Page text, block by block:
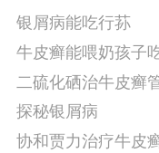
银屑病能吃行荪
牛皮癣能喂奶孩子
二硫化硒治牛皮癣
探秘银屑病
协和贾力治疗牛皮